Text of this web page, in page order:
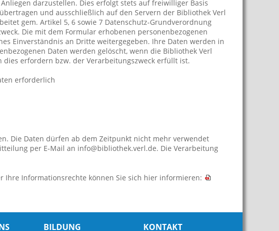
darzustellen. Dies erfolgt stets auf freiwilliger Basis
und ausschließlich auf den Servern der Bibliothek Verl
gem. Artikel 5, 6 sowie 7 Datenschutz-Grundverordnung
Die mit dem Formular erhobenen personenbezogenen
Einverständnis an Dritte weitergegeben. Ihre Daten werden in
Daten werden gelöscht, wenn die Bibliothek Verl
erfordern bzw. der Verarbeitungszweck erfüllt ist.
erforderlich
Die Daten dürfen ab dem Zeitpunkt nicht mehr verwendet
per E-Mail an info@bibliothek.verl.de. Die Verarbeitung
Ihre Informationsrechte können Sie sich hier informieren:
BILDUNG KONTAKT